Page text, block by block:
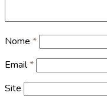
Nome *
Email*
Site